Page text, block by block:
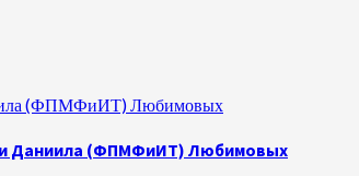
(ФПМФиИТ) Любимовых
и Даниила (ФПМФиИТ) Любимовых